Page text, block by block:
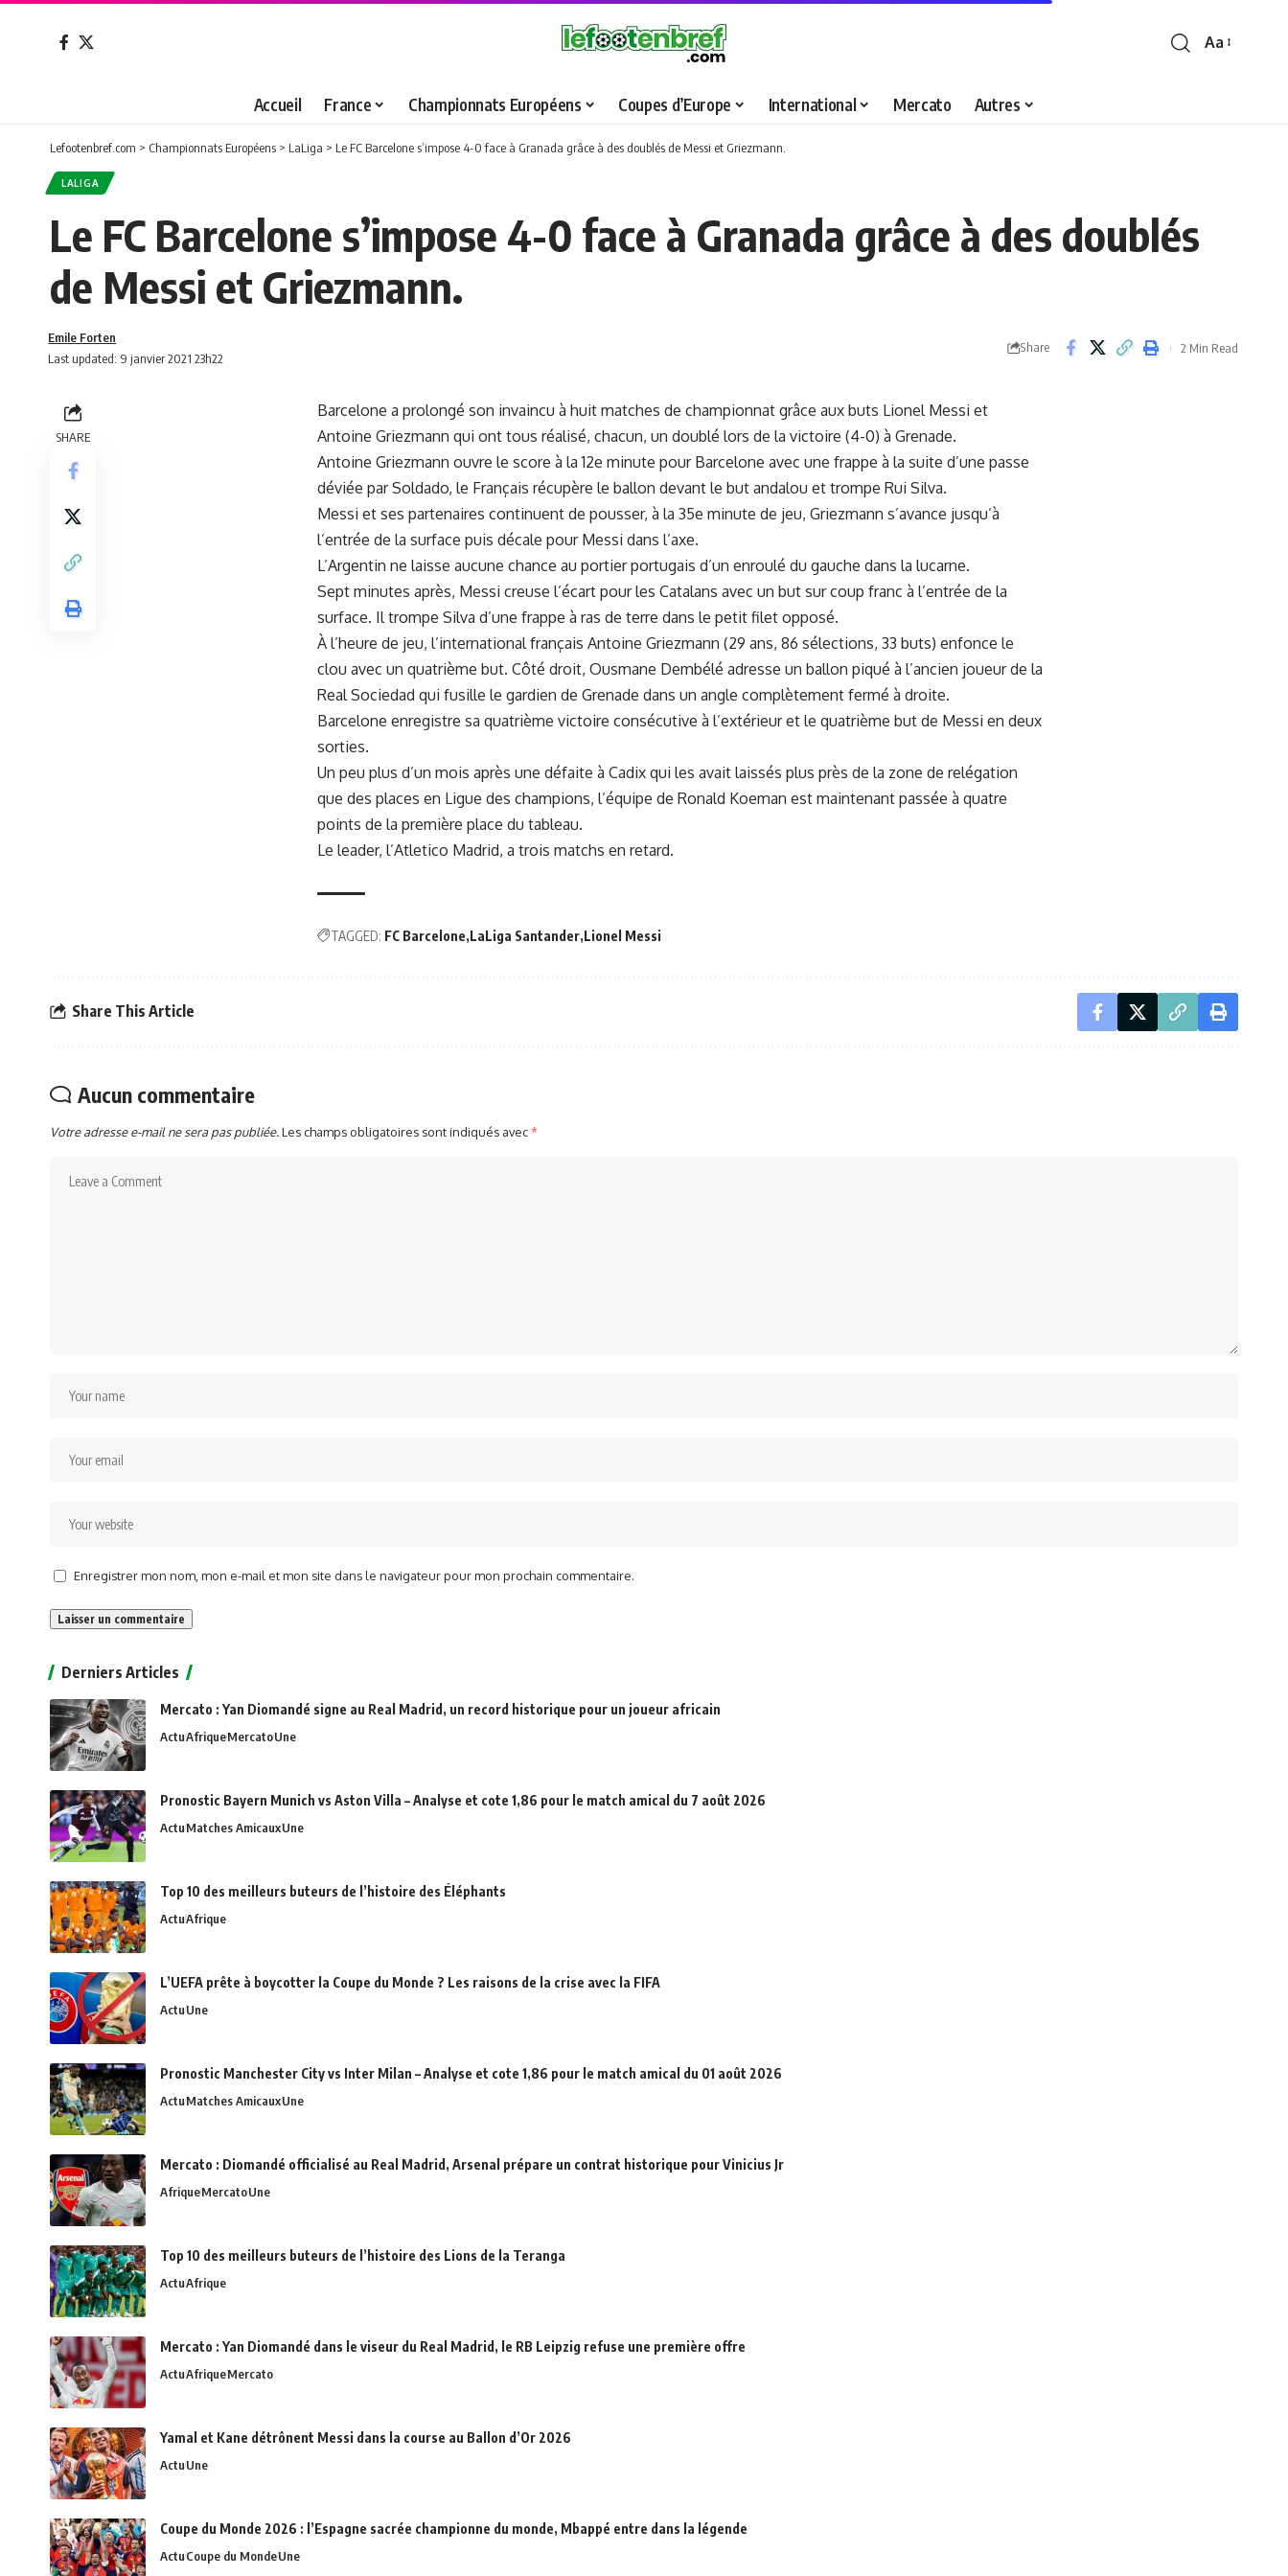
Font
Aa
Accueil France Championnats Européens Coupes d’Europe International Mercato Autres
Lefootenbref.com > Championnats Européens > LaLiga > Le FC Barcelone s’impose 4-0 face à Granada grâce à des doublés de Messi et Griezmann.
LALIGA
Le FC Barcelone s’impose 4-0 face à Granada grâce à des doublés
de Messi et Griezmann.
Last updated: 9 janvier 2021 23h22
Emile Forten
Share 2 Min Read
SHARE
Barcelone a prolongé son invaincu à huit matches de championnat grâce aux buts Lionel Messi et
Antoine Griezmann qui ont tous réalisé, chacun, un doublé lors de la victoire (4-0) à Grenade.
Antoine Griezmann ouvre le score à la 12e minute pour Barcelone avec une frappe à la suite d’une passe
déviée par Soldado, le Français récupère le ballon devant le but andalou et trompe Rui Silva.
Messi et ses partenaires continuent de pousser, à la 35e minute de jeu, Griezmann s’avance jusqu’à
l’entrée de la surface puis décale pour Messi dans l’axe.
L’Argentin ne laisse aucune chance au portier portugais d’un enroulé du gauche dans la lucarne.
Sept minutes après, Messi creuse l’écart pour les Catalans avec un but sur coup franc à l’entrée de la
surface. Il trompe Silva d’une frappe à ras de terre dans le petit filet opposé.
À l’heure de jeu, l’international français Antoine Griezmann (29 ans, 86 sélections, 33 buts) enfonce le
clou avec un quatrième but. Côté droit, Ousmane Dembélé adresse un ballon piqué à l’ancien joueur de la
Real Sociedad qui fusille le gardien de Grenade dans un angle complètement fermé à droite.
Barcelone enregistre sa quatrième victoire consécutive à l’extérieur et le quatrième but de Messi en deux
sorties.
Un peu plus d’un mois après une défaite à Cadix qui les avait laissés plus près de la zone de relégation
que des places en Ligue des champions, l’équipe de Ronald Koeman est maintenant passée à quatre
points de la première place du tableau.
Le leader, l’Atletico Madrid, a trois matchs en retard.
TAGGED: FC Barcelone LaLiga Santander Lionel Messi
Share This Article
Aucun commentaire
Votre adresse e-mail ne sera pas publiée.Les champs obligatoires sont indiqués avec*
Enregistrer mon nom, mon e-mail et mon site dans le navigateur pour mon prochain commentaire.
Derniers Articles
Mercato : Yan Diomandé signe au Real Madrid, un record historique pour un joueur africain
ActuAfriqueMercatoUne
Pronostic Bayern Munich vs Aston Villa – Analyse et cote 1,86 pour le match amical du 7 août 2026
ActuMatches AmicauxUne
Top 10 des meilleurs buteurs de l’histoire des Éléphants
ActuAfrique
L’UEFA prête à boycotter la Coupe du Monde ? Les raisons de la crise avec la FIFA
ActuUne
Pronostic Manchester City vs Inter Milan – Analyse et cote 1,86 pour le match amical du 01 août 2026
ActuMatches AmicauxUne
Mercato : Diomandé officialisé au Real Madrid, Arsenal prépare un contrat historique pour Vinicius Jr
AfriqueMercatoUne
Top 10 des meilleurs buteurs de l’histoire des Lions de la Teranga
ActuAfrique
Mercato : Yan Diomandé dans le viseur du Real Madrid, le RB Leipzig refuse une première offre
ActuAfriqueMercato
Yamal et Kane détrônent Messi dans la course au Ballon d’Or 2026
ActuUne
Coupe du Monde 2026 : l’Espagne sacrée championne du monde, Mbappé entre dans la légende
ActuCoupe du MondeUne